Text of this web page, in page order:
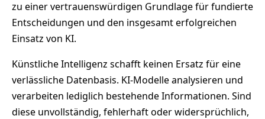
zu einer vertrauenswürdigen Grundlage für fundierte
Entscheidungen und den insgesamt erfolgreichen
Einsatz von KI.
Künstliche Intelligenz schafft keinen Ersatz für eine
verlässliche Datenbasis. KI-Modelle analysieren und
verarbeiten lediglich bestehende Informationen. Sind
diese unvollständig, fehlerhaft oder widersprüchlich,